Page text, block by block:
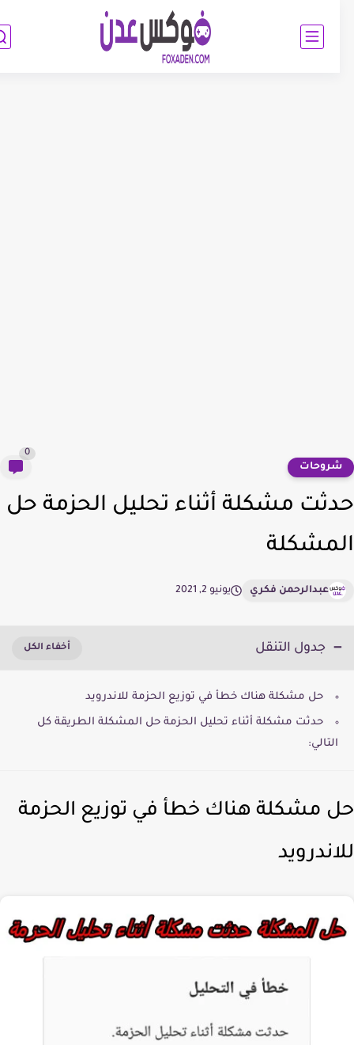
مشكلة أثناء تحليل الحزمة حل
عبدالرحمن فكري يونيو 2, 2021
جدول التنقل
حل مشكلة هناك خطأ في توزيع الحزمة للاندرويد
حدثت مشكلة أثناء تحليل الحزمة حل المشكلة الطريقة كل
التالي:
مشكلة هناك خطأ في توزيع الحزمة